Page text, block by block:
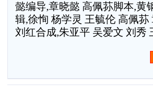
懿编导,章晓懿 高佩荪脚本,黄
辑,徐恂 杨学灵 王毓伦 高佩
刘红合成,朱亚平 吴爱文 刘秀